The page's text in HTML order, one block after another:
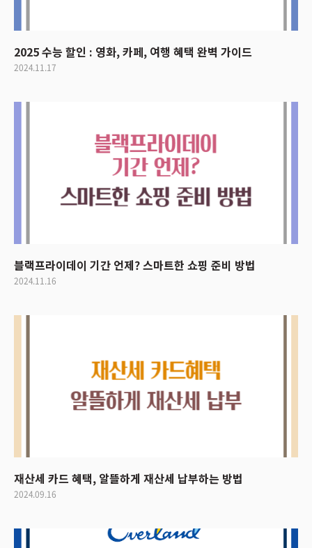
2025 수능 할인 : 영화, 카페, 여행 혜택 완벽 가이드
2024.11.17
블랙프라이데이 기간 언제? 스마트한 쇼핑 준비 방법
2024.11.16
재산세 카드 혜택, 알뜰하게 재산세 납부하는 방법
2024.09.16